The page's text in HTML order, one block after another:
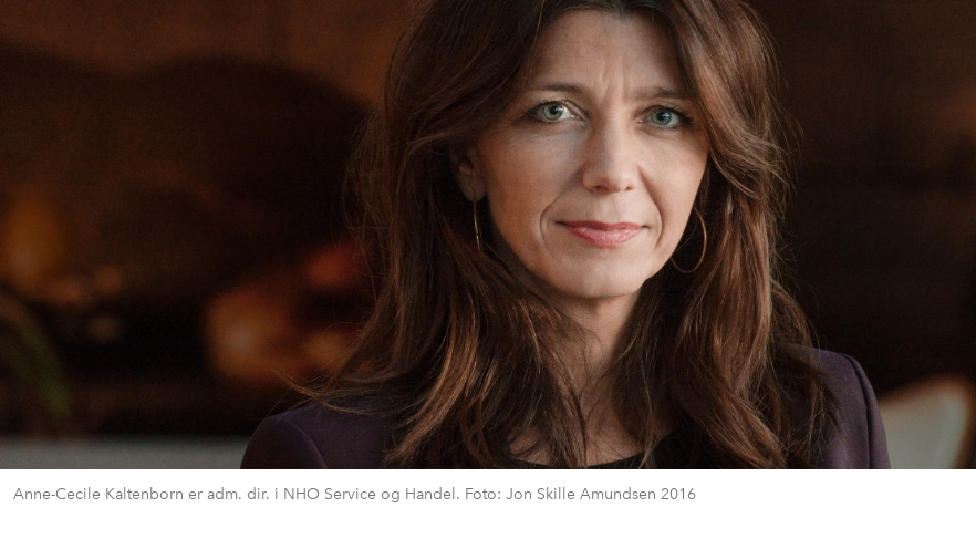
Anne-Cecile Kaltenborn er adm. dir. i NHO Service og Handel. Foto: Jon Skille Amundsen 2016